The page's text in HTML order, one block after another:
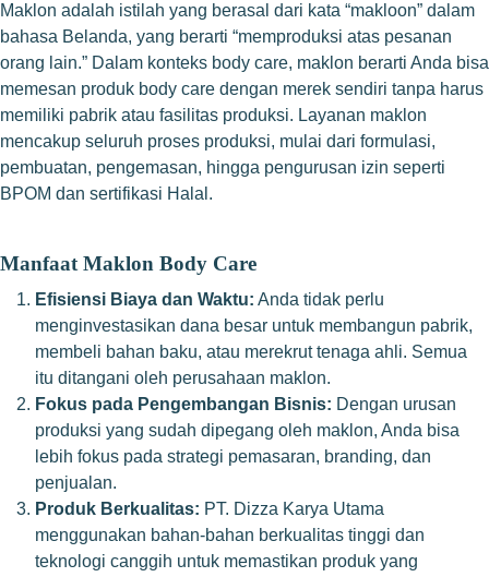
Maklon adalah istilah yang berasal dari kata “makloon” dalam
bahasa Belanda, yang berarti “memproduksi atas pesanan
orang lain.” Dalam konteks body care, maklon berarti Anda bisa
memesan produk body care dengan merek sendiri tanpa harus
memiliki pabrik atau fasilitas produksi. Layanan maklon
mencakup seluruh proses produksi, mulai dari formulasi,
pembuatan, pengemasan, hingga pengurusan izin seperti
BPOM dan sertifikasi Halal.
Manfaat Maklon Body Care
Efisiensi Biaya dan Waktu: Anda tidak perlu
menginvestasikan dana besar untuk membangun pabrik,
membeli bahan baku, atau merekrut tenaga ahli. Semua
itu ditangani oleh perusahaan maklon.
Fokus pada Pengembangan Bisnis: Dengan urusan
produksi yang sudah dipegang oleh maklon, Anda bisa
lebih fokus pada strategi pemasaran, branding, dan
penjualan.
Produk Berkualitas: PT. Dizza Karya Utama
menggunakan bahan-bahan berkualitas tinggi dan
teknologi canggih untuk memastikan produk yang